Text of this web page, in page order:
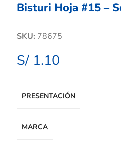
Bisturi Hoja #15 –
SKU: 78675
S/1.10
PRESENTACIÓN
MARCA